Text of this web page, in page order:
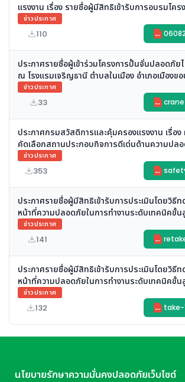
แรงงาน เรื่อง รายชื่อผู้มีสิทธิเข้ารับการอบรมโค
บริหารความปลอดภัยขั้นสูง ประจำปี ๒๕๖๙
ข่าวประกาศ
110 PDF
ประกาศรายชื่อผู้เข้าร่วมโครงการปั้นจั่นปลอดภั
ณ โรงแรมเจริญธานี ตำบลในเมือง อำเภอเมืองข
ขอนแก่น
ข่าวประกาศ
33 PDF
ประกาศกรมสวัสดิการและคุ้มครองแรงงาน เรื่อ
คัดเลือกสถานประกอบกิจการดีเด่นด้านความปล
อนามัย (Safety Award)
ประจำปี พ.ศ. ๒๕๖๙ (ประกาศวันที่ ๕ สิงหาคม ๒๕
ข่าวประกาศ
353 PDF
ประกาศรายชื่อผู้มีสิทธิเข้ารับการประเมินโดยวิธี
หน้าที่ความปลอดภัยในการทำงานระดับเทคนิคขั้
ครั้งที่ ๘/๒๕๖๙
(ประกาศวันที่ ๒๗ กรกฎาคม ๒๕๖๙)
ข่าวประกาศ
141 PDF
ประกาศรายชื่อผู้มีสิทธิเข้ารับการประเมินโดยวิธี
หน้าที่ความปลอดภัยในการทำงานระดับเทคนิคขั้
๑๒/๒๕๖๙
(ประกาศวันที่ ๒๗ กรกฎาคม ๒๕๖๙)
ข่าวประกาศ
132 PDF take-
นโยบายรักษาความมั่นคงปลอดภัยเว็บไซต์